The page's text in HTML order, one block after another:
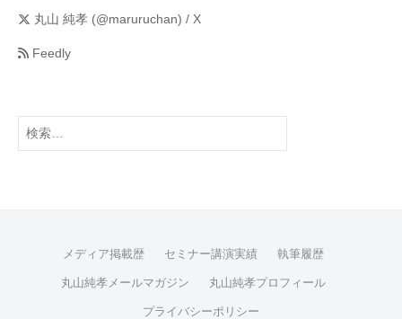
丸山 純孝 (@maruruchan) / X
Feedly
メディア掲載歴 セミナー講演実績 執筆履歴
丸山純孝メールマガジン 丸山純孝プロフィール
プライバシーポリシー